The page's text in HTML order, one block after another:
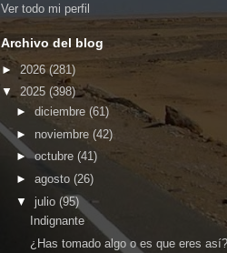
Ver todo mi perfil
Archivo del blog
► 2026 (281)
▼ 2025 (398)
► diciembre (61)
► noviembre (42)
►octubre (41)
► agosto (26)
▼ julio (95)
Indignante
¿Has tomado algo o es que eres así?